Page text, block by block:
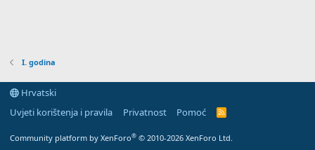
u
rc
e
I. godina
Hrvatski
Uvjeti korištenja i pravila
Privatnost Pomoć
R
Community platform by XenForo® © 2010-2026 XenForo Ltd.